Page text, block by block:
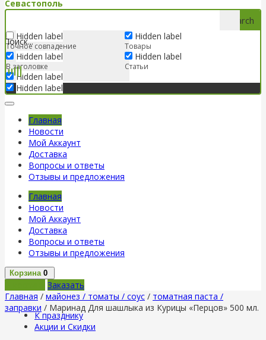
Севастополь
Search
Hidden label
Точное совпадение
Hidden label
В заголовке
Hidden label
Hidden label
Hidden label
Товары
Hidden label
Статьи
Главная
Новости
Мой Аккаунт
Доставка
Вопросы и ответы
Отзывы и предложения
Главная
Новости
Мой Аккаунт
Доставка
Вопросы и ответы
Отзывы и предложения
Корзина 0
Заказать
Главная / майонез / томаты / соус / томатная паста /
заправки / Маринад Для шашлыка из Курицы «Перцов» 500 мл.
К празднику
Акции и Скидки